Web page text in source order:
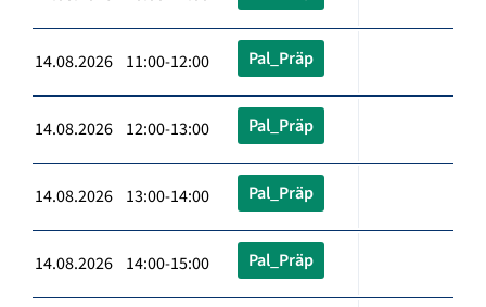
14.08.2026 11:00-12:00 Pal_Präp
14.08.2026 12:00-13:00 Pal_Präp
14.08.2026 13:00-14:00 Pal_Präp
14.08.2026 14:00-15:00 Pal_Präp